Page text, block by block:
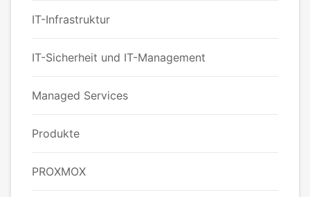
IT-Infrastruktur
IT-Sicherheit und IT-Management
Managed Services
Produkte
PROXMOX